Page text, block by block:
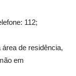
112;
de residência,
em